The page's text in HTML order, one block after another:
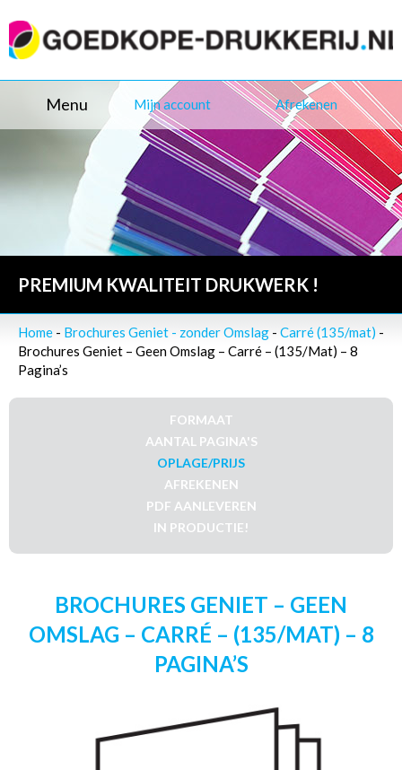
Menu Mijn account Afrekenen
PREMIUM KWALITEIT DRUKWERK !
Home - Brochures Geniet - zonder Omslag - Carré (135/mat) -
Brochures Geniet – Geen Omslag – Carré – (135/Mat) – 8
Pagina’s
FORMAAT
AANTAL PAGINA'S
OPLAGE/PRIJS
AFREKENEN
PDF AANLEVEREN
IN PRODUCTIE!
BROCHURES GENIET – GEEN
OMSLAG – CARRÉ – (135/MAT) – 8
PAGINA’S